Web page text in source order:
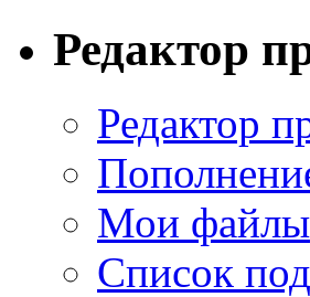
Редактор
Редактор
Мои файлы
Список